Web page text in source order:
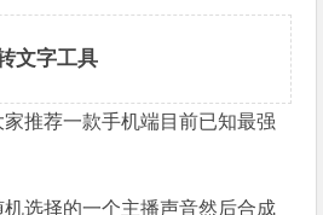
文字工具
推荐一款手机端目前已知最强
选择的一个主播声音然后合成